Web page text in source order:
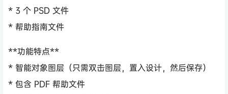
* 3 个 PSD 文件
* 帮助指南文件
**功能特点**
* 智能对象图层（只需双击图层，置入设计，然后保存）
* 包含 PDF 帮助文件